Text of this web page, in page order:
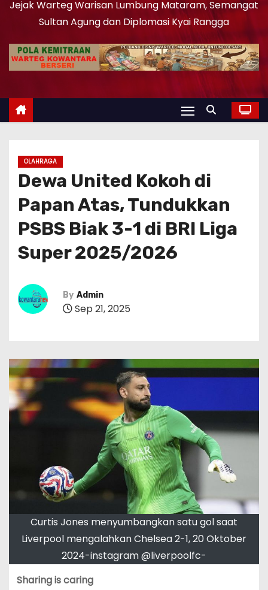
Jejak Warteg Warisan Lumbung Mataram, Semangat
Sultan Agung dan Diplomasi Kyai Rangga
OLAHRAGA
Dewa United Kokoh di
Papan Atas, Tundukkan
PSBS Biak 3-1 di BRI Liga
Super 2025/2026
By Admin
Sep 21, 2025
Curtis Jones menyumbangkan satu gol saat
Liverpool mengalahkan Chelsea 2-1, 20 Oktober
2024-instagram @liverpoolfc-
Sharing is caring